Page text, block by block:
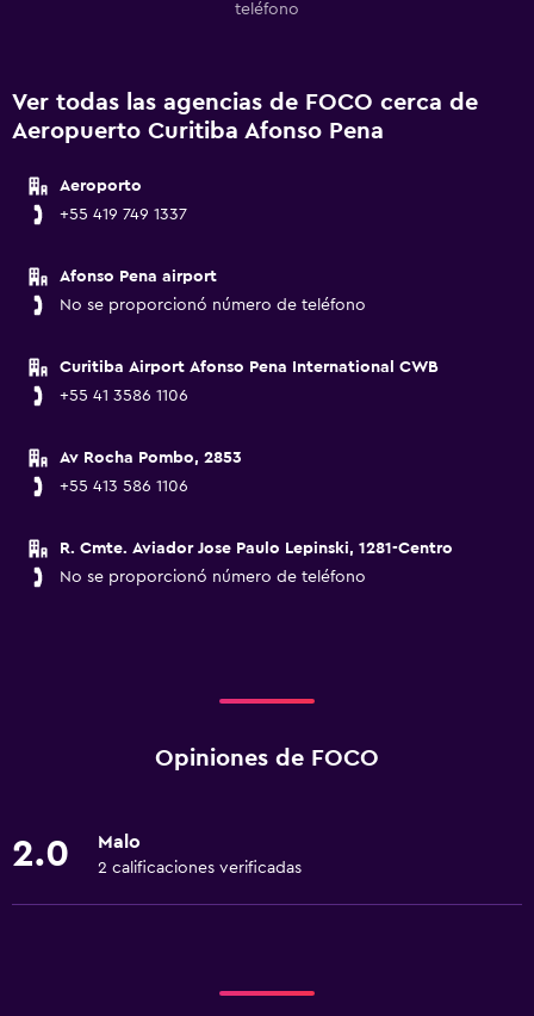
teléfono
Ver todas las agencias de FOCO cerca de
Aeropuerto Curitiba Afonso Pena
Aeroporto
+55 419 749 1337
Afonso Pena airport
No se proporcionó número de teléfono
Curitiba Airport Afonso Pena International CWB
+55 41 3586 1106
Av Rocha Pombo, 2853
+55 413 586 1106
R. Cmte. Aviador Jose Paulo Lepinski, 1281-Centro
No se proporcionó número de teléfono
Opiniones de FOCO
2.0 Malo
2 calificaciones verificadas